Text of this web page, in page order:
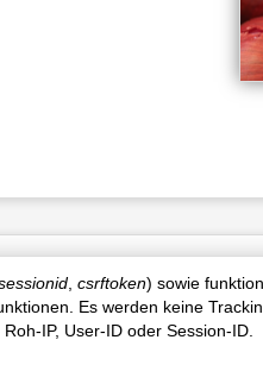
csrftoken) sowie
Es werden keine
IP, User-ID oder Session-ID.